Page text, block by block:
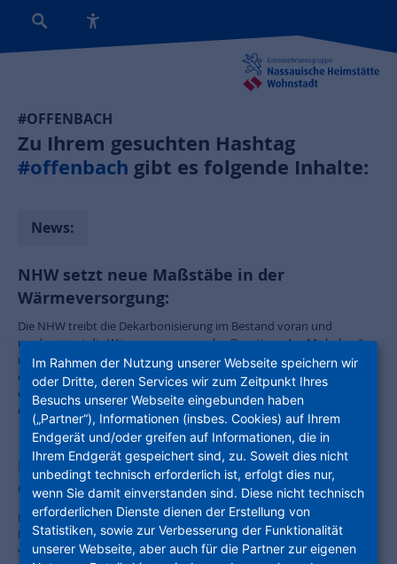
#OFFENBACH
Zu Ihrem gesuchten Hashtag
#offenbach gibt es folgende Inhalte:
News:
NHW setzt neue Maßstäbe in der
Wärmeversorgung:
Die NHW treibt die Dekarbonisierung im Bestand voran und
modernisiert die Wärmeversorgung des Quartiers „Am Michelsee“
mit innovativer Technik und nachhaltigem Konzept. Die Umstellung
der Wärmeversorgung der öffentlich geförderten Gebäude von 1977
erfolgt ohne Beeinträchtigung für die Mietenden und erstmals wird
dafür eine Groß-Wärmepumpenanlage eingesetzt.
Ehemaliges Postzentrum in Offenbach wird
Geschichte
Der Abbruch des ehemaligen Postzentrums an der
Liebigstraße/Marienstraße in Offenbach wird voraussichtlich in der
vierten Aprilwoche 2026 beginnen und bis zum Frühjahr 2027
Im Rahmen der Nutzung unserer Webseite speichern wir
oder Dritte, deren Services wir zum Zeitpunkt Ihres
Besuchs unserer Webseite eingebunden haben
(„Partner“), Informationen (insbes. Cookies) auf Ihrem
Endgerät und/oder greifen auf Informationen, die in
Ihrem Endgerät gespeichert sind, zu. Soweit dies nicht
unbedingt technisch erforderlich ist, erfolgt dies nur,
wenn Sie damit einverstanden sind. Diese nicht technisch
erforderlichen Dienste dienen der Erstellung von
Statistiken, sowie zur Verbesserung der Funktionalität
unserer Webseite, aber auch für die Partner zur eigenen